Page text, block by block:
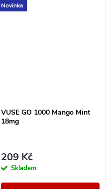
Novinka
VUSE GO 1000 Mango Mint
18mg
209 Kč
Skladem